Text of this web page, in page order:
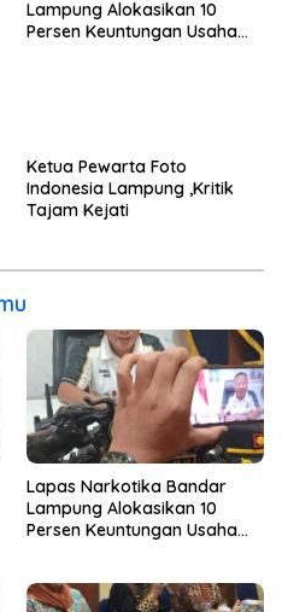
Lampung Alokasikan 10
Persen Keuntungan Usaha
Ketua Pewarta Foto
Indonesia Lampung ,Kritik
Tajam Kejati
Lapas Narkotika Bandar
Lampung Alokasikan 10
Persen Keuntungan Usaha